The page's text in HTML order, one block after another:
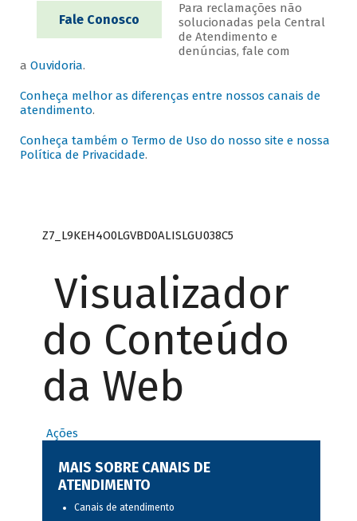
Fale Conosco
Para reclamações não
solucionadas pela Central
de Atendimento e
denúncias, fale com
a Ouvidoria.
Conheça melhor as diferenças entre nossos canais de
atendimento.
Conheça também o Termo de Uso do nosso site e nossa
Política de Privacidade.
Z7_L9KEH4O0LGVBD0ALISLGU038C5
Visualizador
do Conteúdo
da Web
Ações
MAIS SOBRE CANAIS DE
ATENDIMENTO
Canais de atendimento